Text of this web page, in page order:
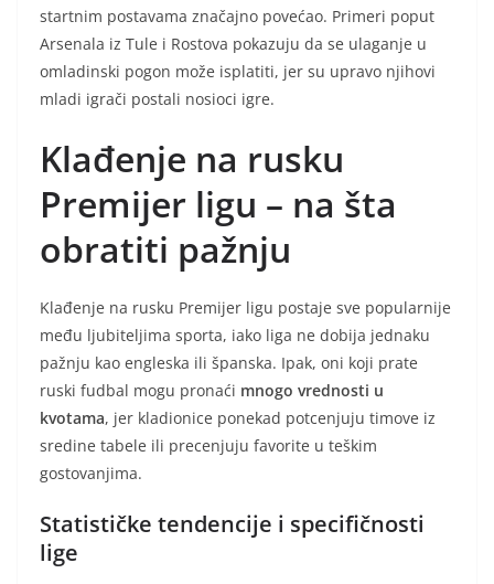
startnim postavama značajno povećao. Primeri poput
Arsenala iz Tule i Rostova pokazuju da se ulaganje u
omladinski pogon može isplatiti, jer su upravo njihovi
mladi igrači postali nosioci igre.
Klađenje na rusku
Premijer ligu – na šta
obratiti pažnju
Klađenje na rusku Premijer ligu postaje sve popularnije
među ljubiteljima sporta, iako liga ne dobija jednaku
pažnju kao engleska ili španska. Ipak, oni koji prate
ruski fudbal mogu pronaći mnogo vrednosti u
kvotama, jer kladionice ponekad potcenjuju timove iz
sredine tabele ili precenjuju favorite u teškim
gostovanjima.
Statističke tendencije i specifičnosti
lige